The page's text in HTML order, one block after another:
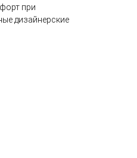
при
дизайнерские